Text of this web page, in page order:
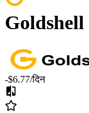
Goldshell
-$6.77/दिन